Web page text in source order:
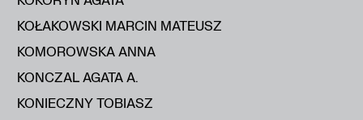
KOŁAKOWSKI MARCIN MATEUSZ
KOMOROWSKA ANNA
KONCZAL AGATA A.
KONIECZNY TOBIASZ